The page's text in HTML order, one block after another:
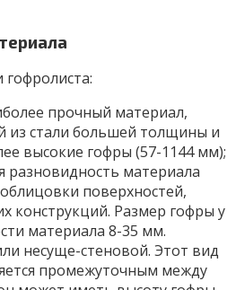
прочный материал,
из стали большей толщины и
высокие гофры (57-1144 мм);
разновидность материала
поверхностей,
конструкций. Размер гофры у
материала 8-35 мм.
несуще-стеновой. Этот вид
промежуточным между